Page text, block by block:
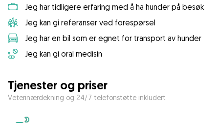
Jeg har tidligere erfaring med å ha hunder på besøk
Jeg kan gi referanser ved forespørsel
Jeg har en bil som er egnet for transport av hunder
Jeg kan gi oral medisin
Tjenester og priser
Veterinærdekning og 24/7 telefonstøtte inkludert